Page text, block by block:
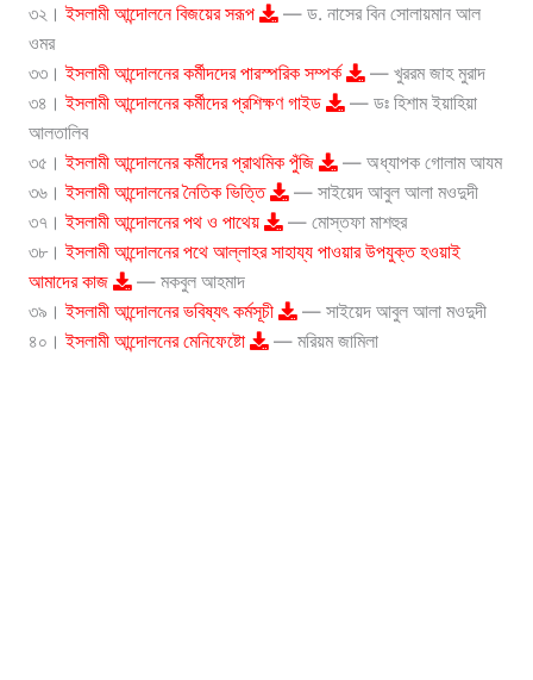
৩২।ইসলামী আন্দোলনে বিজয়ের সরূপ
— ড. নাসের বিন সোলায়মান আল
ওমর
৩৩।ইসলামী আন্দোলনের কর্মীদদের পারস্পরিক সম্পর্ক
— খুররম জাহ মুরাদ
৩৪।ইসলামী আন্দোলনের কর্মীদের প্রশিক্ষণ গাইড
— ডঃ হিশাম ইয়াহিয়া
আলতালিব
৩৫।ইসলামী আন্দোলনের কর্মীদের প্রাথমিক পুঁজি
— অধ্যাপক গোলাম আযম
৩৬।ইসলামী আন্দোলনের নৈতিক ভিত্তি
— সাইয়েদ আবুল আলা মওদুদী
৩৭।ইসলামী আন্দোলনের পথ ও পাথেয়
— মোস্তফা মাশহুর
৩৮।ইসলামী আন্দোলনের পথে আল্লাহর সাহায্য পাওয়ার উপযুক্ত হওয়াই
আমাদের কাজ
— মকবুল আহমাদ
৩৯।ইসলামী আন্দোলনের ভবিষ্যৎ কর্মসূচী
— সাইয়েদ আবুল আলা মওদুদী
৪০।ইসলামী আন্দোলনের মেনিফেষ্টো — মরিয়ম জামিলা